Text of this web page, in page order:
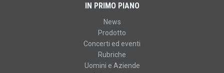
IN PRIMO PIANO
News
Prodotto
Concerti ed eventi
Rubriche
Uomini e Aziende